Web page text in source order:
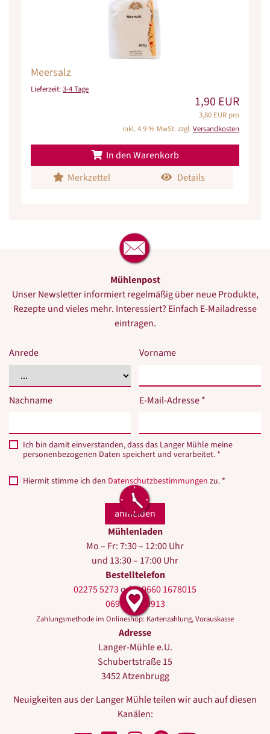
Meersalz
Lieferzeit:3-4 Tage
1,90 EUR
3,80 EUR pro
inkl. 4.9 % MwSt. zzgl.Versandkosten
In den Warenkorb
Merkzettel
Details
Mühlenpost
Unser Newsletter informiert regelmäßig über neue Produkte,
Rezepte und vieles mehr. Interessiert? Einfach E-Mailadresse
eintragen.
Anrede Vorname
Nachname E-Mail-Adresse *
Ich bin damit einverstanden, dass das Langer Mühle meine
personenbezogenen Daten speichert und verarbeitet. *
Hiermit stimme ich den Datenschutzbestimmungen zu. *
Mühlenladen
Mo – Fr: 7:30 – 12:00 Uhr
und 13:30 – 17:00 Uhr
Bestelltelefon
02275 5273oder0660 1678015
0699 10440913
Zahlungsmethode im Onlineshop: Kartenzahlung, Vorauskasse
Adresse
Langer-Mühle e.U.
Schubertstraße 15
3452 Atzenbrugg
Neuigkeiten aus der Langer Mühle teilen wir auch auf diesen
Kanälen: